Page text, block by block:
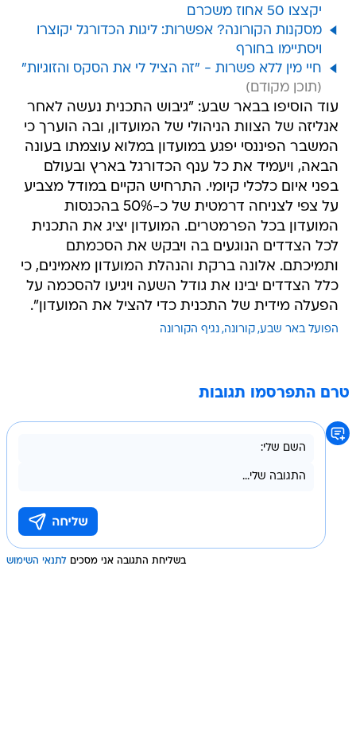
יקצצו 50 אחוז משכרם
מסקנות הקורונה? אפשרות: ליגות הכדורגל יקוצרו
ויסתיימו בחורף
חיי מין ללא פשרות - "זה הציל לי את הסקס והזוגיות"
עוד הוסיפו בבאר שבע: "גיבוש התכנית נעשה לאחר
אנליזה של הצוות הניהולי של המועדון, ובה הוערך כי
המשבר הפיננסי יפגע במועדון במלוא עוצמתו בעונה
הבאה, ויעמיד את כל ענף הכדורגל בארץ ובעולם
בפני איום כלכלי קיומי. התרחיש הקיים במודל מצביע
על צפי לצניחה דרמטית של כ-50% בהכנסות
המועדון בכל הפרמטרים. המועדון יציג את התכנית
לכל הצדדים הנוגעים בה ויבקש את הסכמתם
ותמיכתם. אלונה ברקת והנהלת המועדון מאמינים, כי
כלל הצדדים יבינו את גודל השעה ויגיעו להסכמה על
הפעלה מידית של התכנית כדי להציל את המועדון".
הפועל באר שבע קורונה נגיף הקורונה
טרם התפרסמו תגובות
בשליחת התגובה אני מסכים לתנאי השימוש